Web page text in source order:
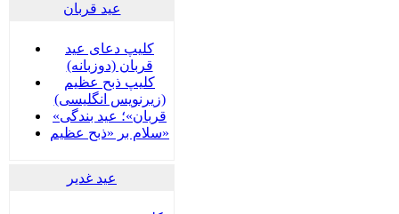
عید قربان
کلیپ دعای عید
قربان (دوزبانه)
کلیپ ذبح عظیم
(زیرنویس انگلیسی)
«قربان»؛ عید بندگی
سلام بر «ذبح عظیم»
عید غدير